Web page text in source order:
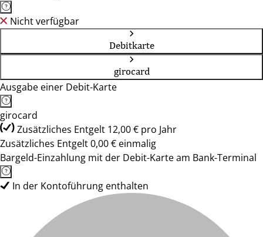
Nicht verfügbar
Debitkarte
girocard
Ausgabe einer Debit-Karte
girocard
Zusätzliches Entgelt 12,00 € pro Jahr
Zusätzliches Entgelt 0,00 € einmalig
Bargeld-Einzahlung mit der Debit-Karte am Bank-Terminal
In der Kontoführung enthalten